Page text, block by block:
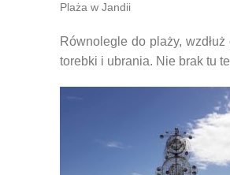
Plaża w Jandii
Równolegle do plaży,
torebki i ubrania. Nie brak tu